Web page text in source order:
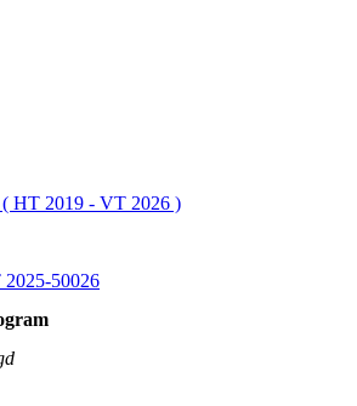
HT 2019 - VT 2026 )
50026